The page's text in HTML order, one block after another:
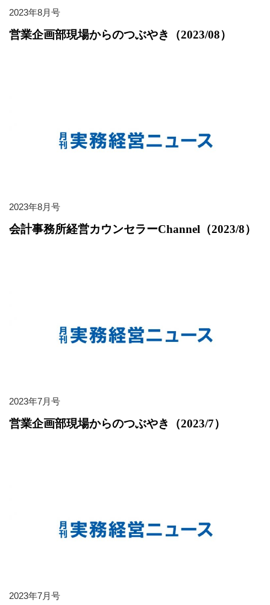
2023年8月号
営業企画部現場からのつぶやき（2023/08）
2023年8月号
会計事務所経営カウンセラーChannel（2023/8）
2023年7月号
営業企画部現場からのつぶやき（2023/7）
2023年7月号